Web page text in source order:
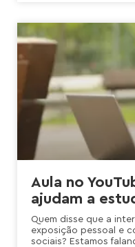
Aula no
ajudam a
Quem disse que a
exposição pessoal e
sociais? Estamos